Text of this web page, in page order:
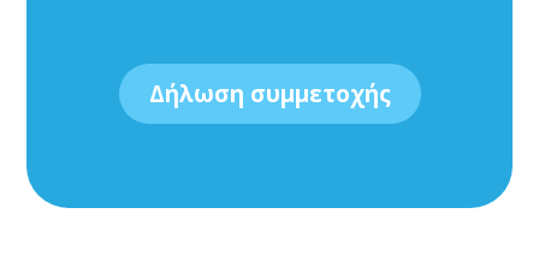
Δήλωση συμμετοχής